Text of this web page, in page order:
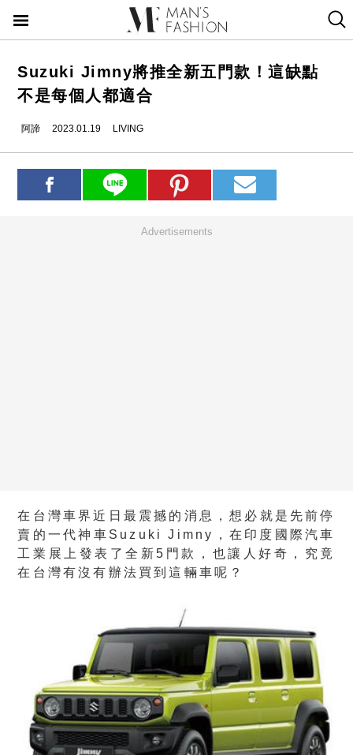
Suzuki Jimny將推全新五門款！這缺點
不是每個人都適合
阿諦 2023.01.19 LIVING
Advertisements
在台灣車界近日最震撼的消息，想必就是先前停
賣的一代神車Suzuki Jimny，在印度國際汽車
工業展上發表了全新5門款，也讓人好奇，究竟
在台灣有沒有辦法買到這輛車呢？